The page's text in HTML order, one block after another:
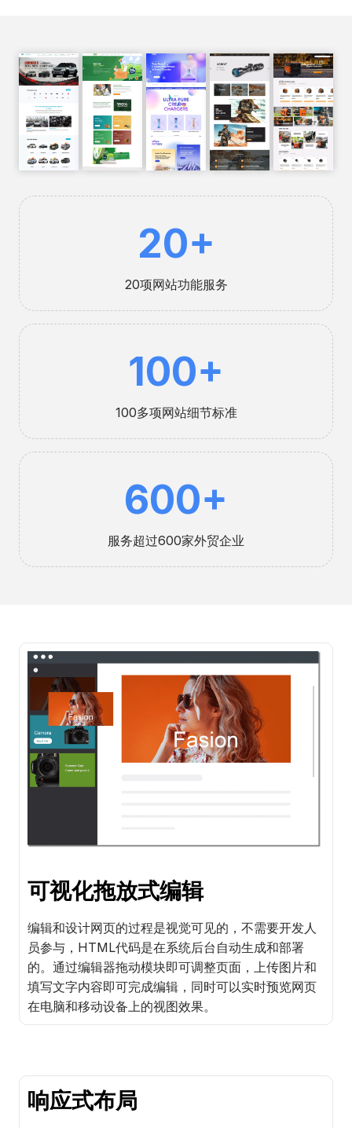
20+
20项网站功能服务
100+
100多项网站细节标准
600+
服务超过600家外贸企业
可视化拖放式编辑
编辑和设计网页的过程是视觉可见的，不需要开发人
员参与，HTML代码是在系统后台自动生成和部署
的。通过编辑器拖动模块即可调整页面，上传图片和
填写文字内容即可完成编辑，同时可以实时预览网页
在电脑和移动设备上的视图效果。
响应式布局